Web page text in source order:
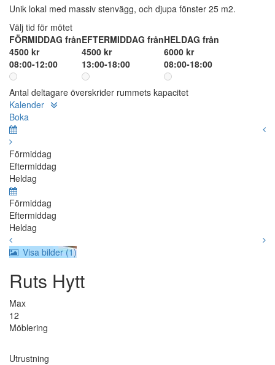
Unik lokal med massiv stenvägg, och djupa fönster 25 m2.
Välj tid för mötet
FÖRMIDDAG från
4500 kr
08:00-12:00
EFTERMIDDAG från
4500 kr
13:00-18:00
HELDAG från
6000 kr
08:00-18:00
Antal deltagare överskrider rummets kapacitet
Kalender
Boka
Förmiddag
Eftermiddag
Heldag
Förmiddag
Eftermiddag
Heldag
Visa bilder (1)
Ruts Hytt
Max
12
Möblering
Utrustning